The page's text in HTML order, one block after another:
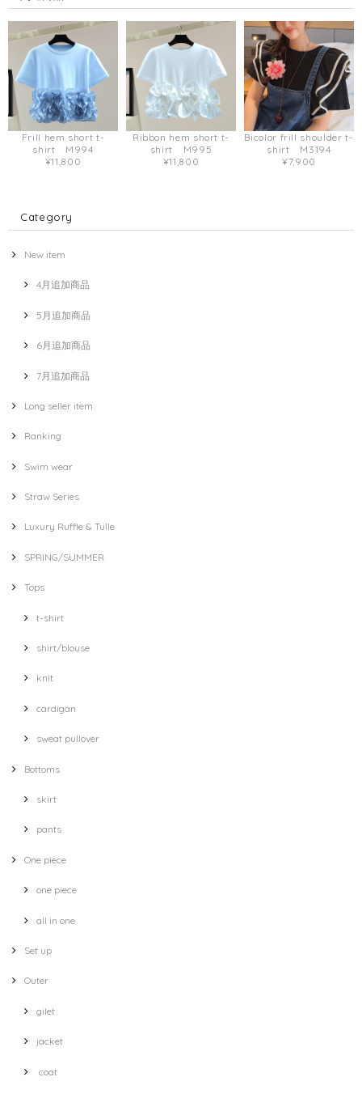
Frill hem short t-
shirt M994
¥11,800
Ribbon hem short t-
shirt M995
¥11,800
Bicolor frill shoulder t-
shirt M3194
¥7,900
Category
New item
4月追加商品
5月追加商品
6月追加商品
7月追加商品
Long seller item
Ranking
Swim wear
Straw Series
Luxury Ruffle & Tulle
SPRING/SUMMER
Tops
t-shirt
shirt/blouse
knit
cardigan
sweat pullover
Bottoms
skirt
pants
One piece
one piece
all in one
Set up
Outer
gilet
jacket
coat